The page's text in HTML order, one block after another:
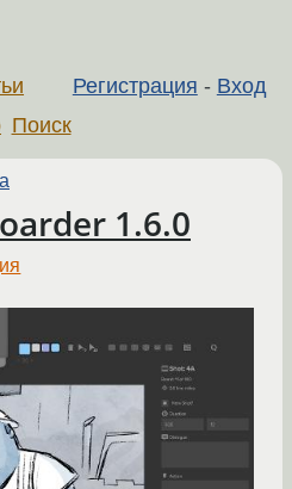
Регистрация - Вход
Поиск
1.6.0